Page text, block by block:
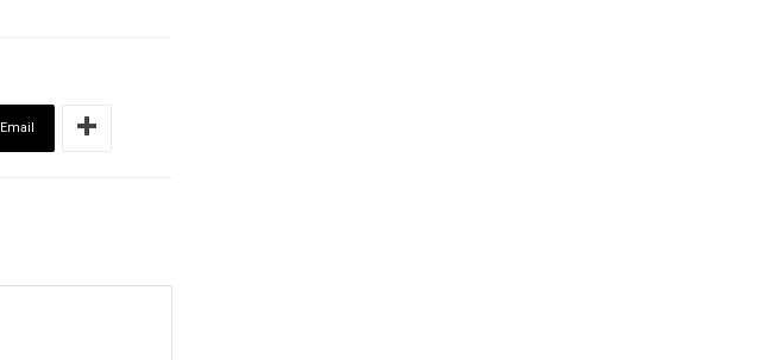
Email